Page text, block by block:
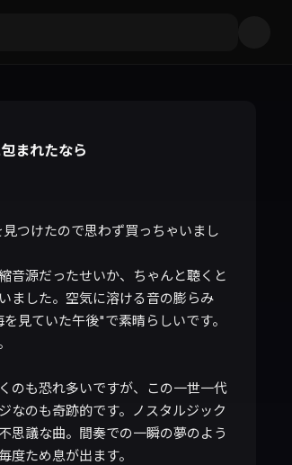
まれたなら
つけたので思わず買っちゃいまし
音源だったせいか、ちゃんと聴くと
ました。空気に溶ける音の膨らみ
見ていた午後"で素晴らしいです。
のも恐れ多いですが、この一世一代
なのも奇跡的です。ノスタルジック
思議な曲。間奏での一瞬の夢のよう
度ため息が出ます。